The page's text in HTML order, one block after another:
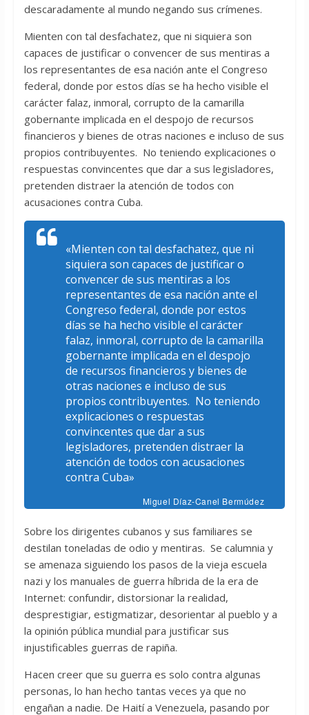
descaradamente al mundo negando sus crímenes.
Mienten con tal desfachatez, que ni siquiera son
capaces de justificar o convencer de sus mentiras a
los representantes de esa nación ante el Congreso
federal, donde por estos días se ha hecho visible el
carácter falaz, inmoral, corrupto de la camarilla
gobernante implicada en el despojo de recursos
financieros y bienes de otras naciones e incluso de sus
propios contribuyentes. No teniendo explicaciones o
respuestas convincentes que dar a sus legisladores,
pretenden distraer la atención de todos con
acusaciones contra Cuba.
«Mienten con tal desfachatez, que ni
siquiera son capaces de justificar o
convencer de sus mentiras a los
representantes de esa nación ante el
Congreso federal, donde por estos
días se ha hecho visible el carácter
falaz, inmoral, corrupto de la camarilla
gobernante implicada en el despojo
de recursos financieros y bienes de
otras naciones e incluso de sus
propios contribuyentes. No teniendo
explicaciones o respuestas
convincentes que dar a sus
legisladores, pretenden distraer la
atención de todos con acusaciones
contra Cuba»
Miguel Díaz-Canel Bermúdez
Sobre los dirigentes cubanos y sus familiares se
destilan toneladas de odio y mentiras. Se calumnia y
se amenaza siguiendo los pasos de la vieja escuela
nazi y los manuales de guerra híbrida de la era de
Internet: confundir, distorsionar la realidad,
desprestigiar, estigmatizar, desorientar al pueblo y a
la opinión pública mundial para justificar sus
injustificables guerras de rapiña.
Hacen creer que su guerra es solo contra algunas
personas, lo han hecho tantas veces ya que no
engañan a nadie. De Haití a Venezuela, pasando por